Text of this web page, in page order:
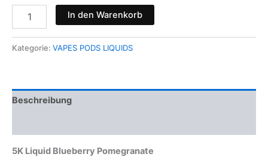
Liquid
Pomegranate
In den Warenkorb
Kategorie: VAPES PODS LIQUIDS
Beschreibung
5K Liquid Blueberry Pomegranate